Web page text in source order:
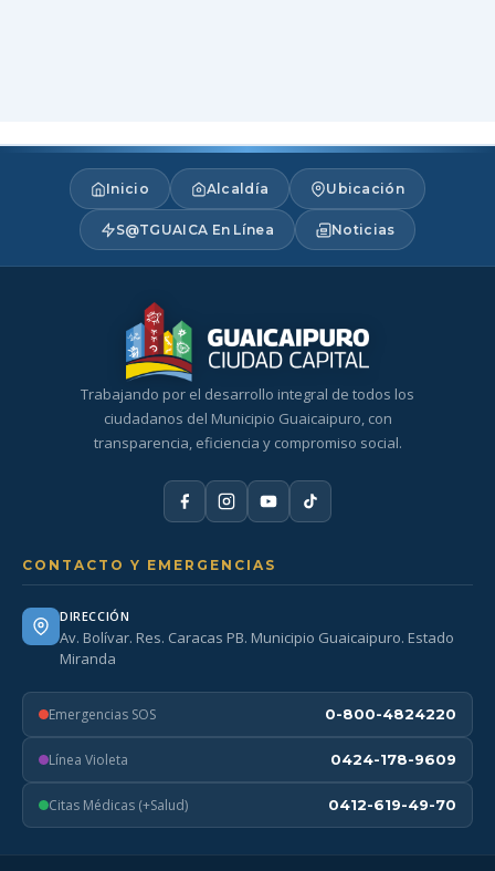
Inicio Alcaldía Ubicación
S@TGUAICA En Línea Noticias
Trabajando por el desarrollo integral de todos los
ciudadanos del Municipio Guaicaipuro, con
transparencia, eficiencia y compromiso social.
CONTACTO Y EMERGENCIAS
DIRECCIÓN
Av. Bolívar. Res. Caracas PB. Municipio Guaicaipuro. Estado
Miranda
Emergencias SOS 0-800-4824220
Línea Violeta 0424-178-9609
Citas Médicas (+Salud) 0412-619-49-70